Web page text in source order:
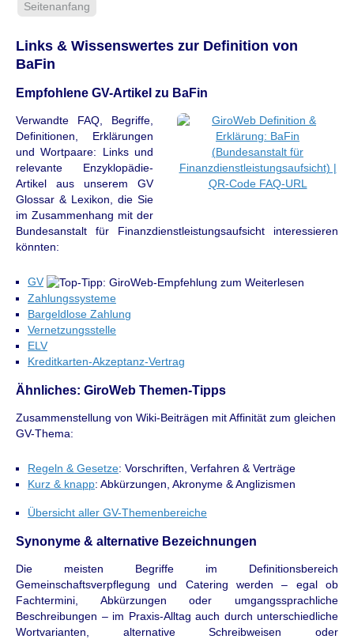
Seitenanfang
Links & Wissenswertes zur Definition von
BaFin
Empfohlene GV-Artikel zu BaFin
Verwandte FAQ, Begriffe,
Definitionen, Erklärungen
und Wortpaare: Links und
relevante Enzyklopädie-
Artikel aus unserem GV
Glossar & Lexikon, die Sie
im Zusammenhang mit der
Bundesanstalt für Finanzdienstleistungsaufsicht interessieren
könnten:
GV
Zahlungssysteme
Bargeldlose Zahlung
Vernetzungsstelle
ELV
Kreditkarten-Akzeptanz-Vertrag
Ähnliches: GiroWeb Themen-Tipps
Zusammenstellung von Wiki-Beiträgen mit Affinität zum gleichen
GV-Thema:
Regeln & Gesetze: Vorschriften, Verfahren & Verträge
Kurz & knapp: Abkürzungen, Akronyme & Anglizismen
Übersicht aller GV-Themenbereiche
Synonyme & alternative Bezeichnungen
Die meisten Begriffe im Definitionsbereich
Gemeinschaftsverpflegung und Catering werden – egal ob
Fachtermini, Abkürzungen oder umgangssprachliche
Beschreibungen – im Praxis-Alltag auch durch unterschiedliche
Wortvarianten, alternative Schreibweisen oder